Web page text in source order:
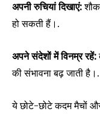
अपनी रुचियां दिखाएं:
हो सकती हैं।.
अपने संदेशों में विनम्र रहें:
की संभावना बढ़ जाती है।.
ये छोटे-छोटे कदम मैचों